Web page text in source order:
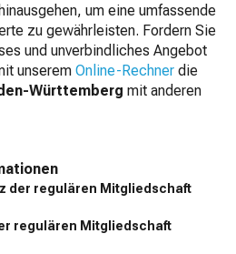
um eine umfassende
zu gewährleisten. Fordern Sie
und unverbindliches Angebot
unserem Online-Rechner die
Württemberg mit anderen
der regulären Mitgliedschaft
regulären Mitgliedschaft